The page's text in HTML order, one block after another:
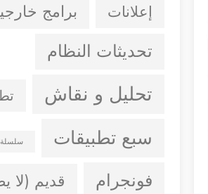
إعلانات برامج
تحديثات النظام
تحليل و نقاش
سبع تطبيقات سلسلة
فونجرام قديم (لا